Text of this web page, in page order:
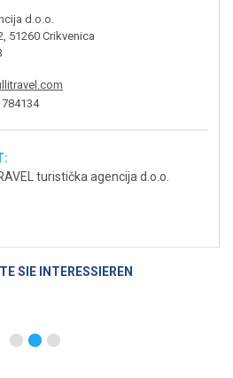
d.o.o.
51260 Crikvenica
turistička agencija d.o.o.
SIE INTERESSIEREN